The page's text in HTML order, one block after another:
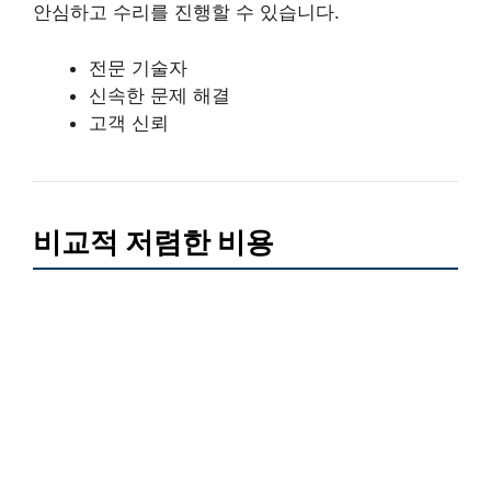
안심하고 수리를 진행할 수 있습니다.
전문 기술자
신속한 문제 해결
고객 신뢰
비교적 저렴한 비용